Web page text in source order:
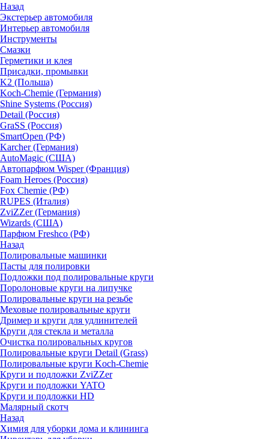
Назад
Экстерьер автомобиля
Интерьер автомобиля
Инструменты
Смазки
Герметики и клея
Присадки, промывки
K2 (Польша)
Koch-Chemie (Германия)
Shine Systems (Россия)
Detail (Россия)
GraSS (Россия)
SmartOpen (РФ)
Karcher (Германия)
AutoMagic (США)
Автопарфюм Wisper (Франция)
Foam Heroes (Россия)
Fox Chemie (РФ)
RUPES (Италия)
ZviZZer (Германия)
Wizards (США)
Парфюм Freshco (РФ)
Назад
Полировальные машинки
Пасты для полировки
Подложки под полировальные круги
Поролоновые круги на липучке
Полировальные круги на резьбе
Меховые полировальные круги
Дример и круги для удлинителей
Круги для стекла и металла
Очистка полировальных кругов
Полировальные круги Detail (Grass)
Полировальные круги Koch-Chemie
Круги и подложки ZviZZer
Круги и подложки YATO
Круги и подложки HD
Малярный скотч
Назад
Химия для уборки дома и клининга